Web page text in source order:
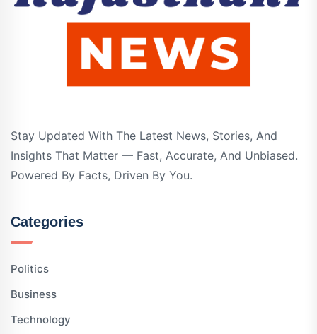
Stay Updated With The Latest News, Stories, And
Insights That Matter — Fast, Accurate, And Unbiased.
Powered By Facts, Driven By You.
Categories
Politics
Business
Technology